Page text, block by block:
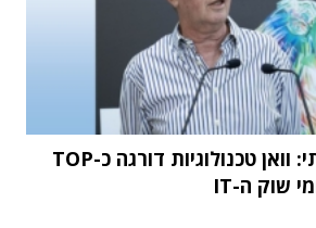
מחקר STKI השנתי: וואן טכנולוגיות דורגה כ-TOP